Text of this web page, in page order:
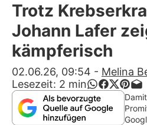
Stars
Filme &
Lifestyle
Familie &
Promiflash
Trotz
Johann Lafer
kämpferisch
02.06.26, 09:54 - Melina
Lesezeit: 2 min